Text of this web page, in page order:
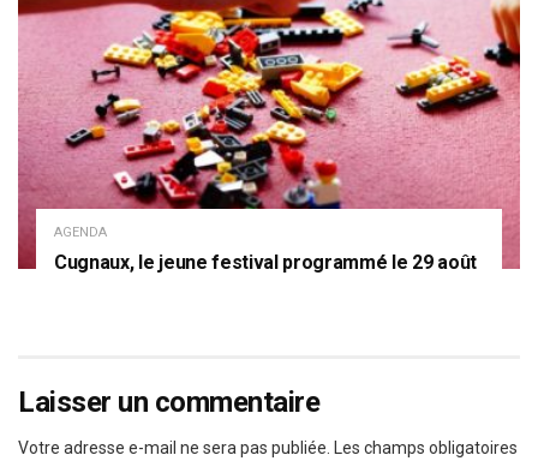
AGENDA
Cugnaux, le jeune festival programmé le 29 août
Laisser un commentaire
Votre adresse e-mail ne sera pas publiée. Les champs obligatoires